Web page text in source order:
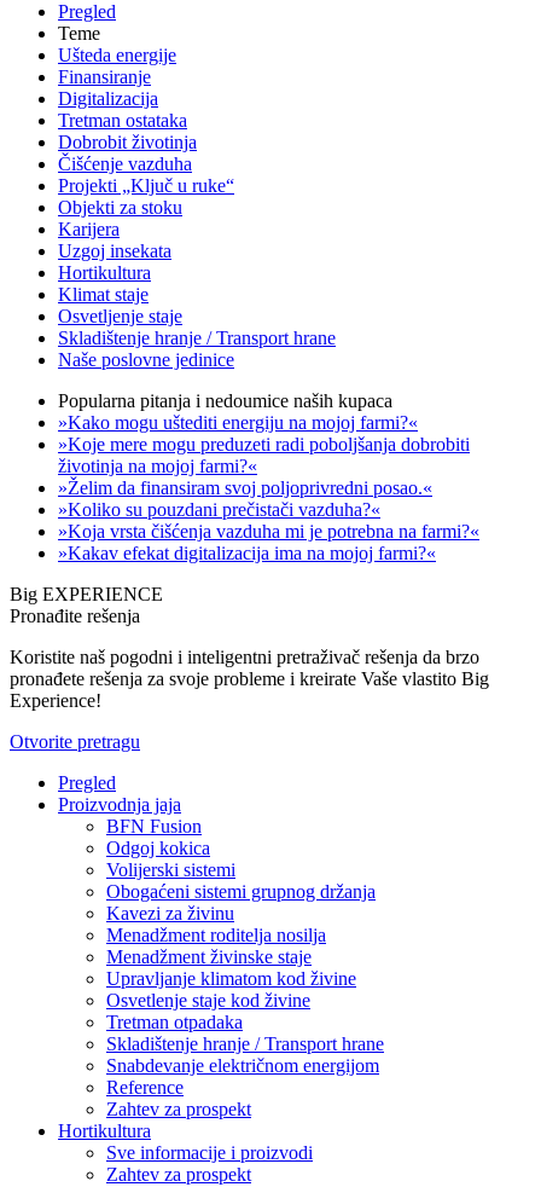
Pregled
Teme
Ušteda energije
Finansiranje
Digitalizacija
Tretman ostataka
Dobrobit životinja
Čišćenje vazduha
Projekti „Ključ u ruke“
Objekti za stoku
Karijera
Uzgoj insekata
Hortikultura
Klimat staje
Osvetljenje staje
Skladištenje hranje / Transport hrane
Naše poslovne jedinice
Popularna pitanja i nedoumice naših kupaca
»Kako mogu uštediti energiju na mojoj farmi?«
»Koje mere mogu preduzeti radi poboljšanja dobrobiti
životinja na mojoj farmi?«
»Želim da finansiram svoj poljoprivredni posao.«
»Koliko su pouzdani prečistači vazduha?«
»Koja vrsta čišćenja vazduha mi je potrebna na farmi?«
»Kakav efekat digitalizacija ima na mojoj farmi?«
Big EXPERIENCE
Pronađite rešenja
Koristite naš pogodni i inteligentni pretraživač rešenja da brzo
pronađete rešenja za svoje probleme i kreirate Vaše vlastito Big
Experience!
Otvorite pretragu
Pregled
Proizvodnja jaja
BFN Fusion
Odgoj kokica
Volijerski sistemi
Obogaćeni sistemi grupnog držanja
Kavezi za živinu
Menadžment roditelja nosilja
Menadžment živinske staje
Upravljanje klimatom kod živine
Osvetlenje staje kod živine
Tretman otpadaka
Skladištenje hranje / Transport hrane
Snabdevanje električnom energijom
Reference
Zahtev za prospekt
Hortikultura
Sve informacije i proizvodi
Zahtev za prospekt